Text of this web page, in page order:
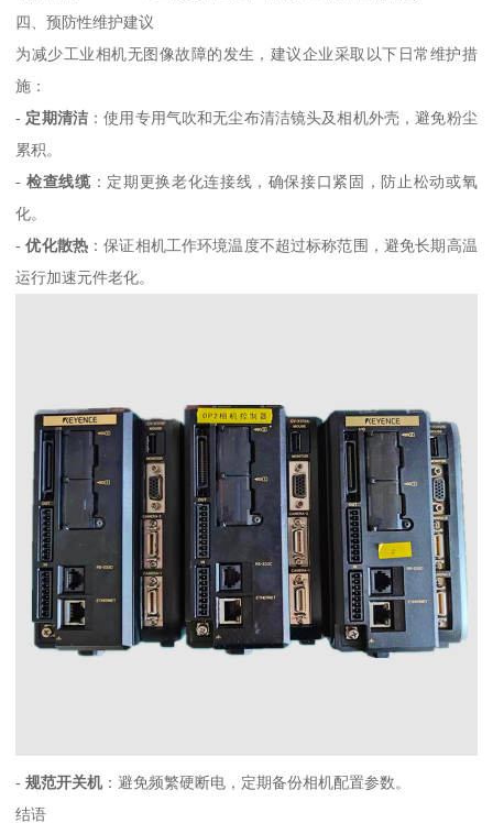
四、预防性维护建议
为减少工业相机无图像故障的发生，建议企业采取以下日常维护措
施：
- 定期清洁 ：使用专用气吹和无尘布清洁镜头及相机外壳，避免粉尘
累积。
- 检查线缆：定期更换老化连接线，确保接口紧固，防止松动或氧
化。
-优化散热 ：保证相机工作环境温度不超过标称范围，避免长期高温
运行加速元件老化。
-规范开关机：避免频繁硬断电，定期备份相机配置参数。
结语